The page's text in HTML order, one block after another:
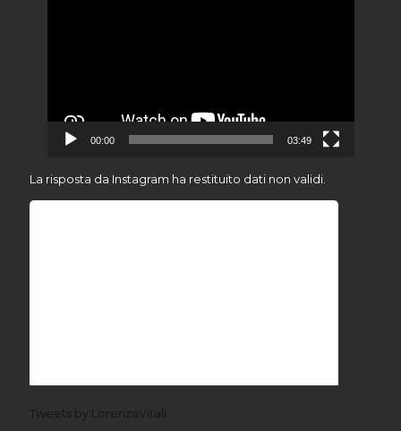
00:00 03:49
La risposta da Instagram ha restituito dati non validi.
Tweets by LorenzaVitali